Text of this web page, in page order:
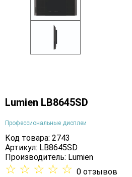
Lumien LB8645SD
Профессиональные дисплеи
Код товара: 2743
Артикул: LB8645SD
Производитель: Lumien
☆ ☆ ☆ ☆ ☆ 0 отзывов